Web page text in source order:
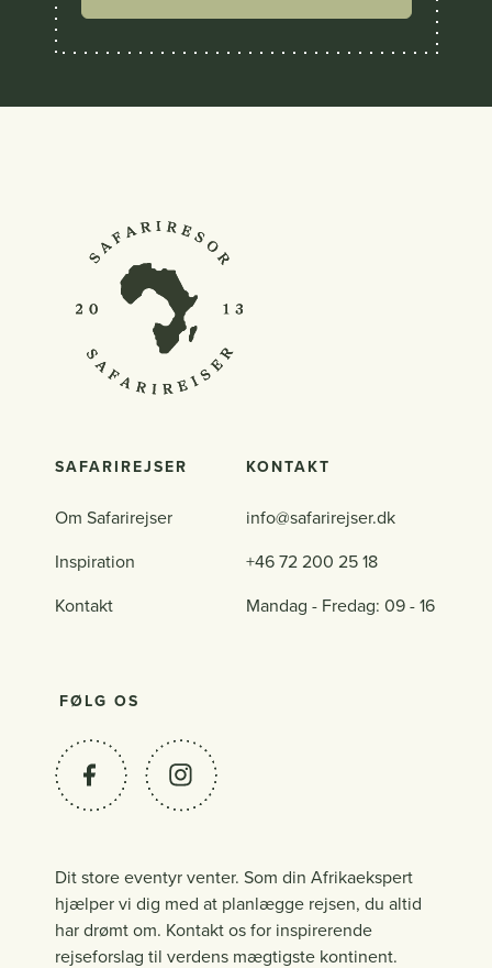
SAFARIREJSER
Om Safarirejser
Inspiration
Kontakt
KONTAKT
info@safarirejser.dk
+46 72 200 25 18
Mandag - Fredag: 09 - 16
FØLG OS
Dit store eventyr venter. Som din Afrikaekspert
hjælper vi dig med at planlægge rejsen, du altid
har drømt om. Kontakt os for inspirerende
rejseforslag til verdens mægtigste kontinent.